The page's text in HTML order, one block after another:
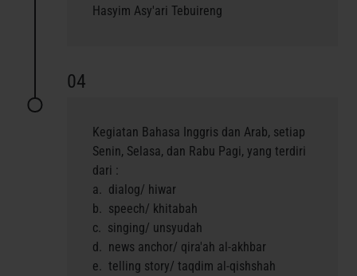
Hasyim Asy'ari Tebuireng
04
Kegiatan Bahasa Inggris dan Arab, setiap
Senin, Selasa, dan Rabu Pagi, yang terdiri
dari :
dialog/ hiwar
speech/ khitabah
singing/ unsyudah
news anchor/ qira'ah al-akhbar
telling story/ taqdim al-qishshah